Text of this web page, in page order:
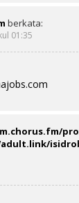
berkata:
01:35